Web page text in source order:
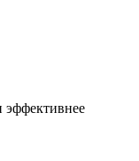
эффективнее